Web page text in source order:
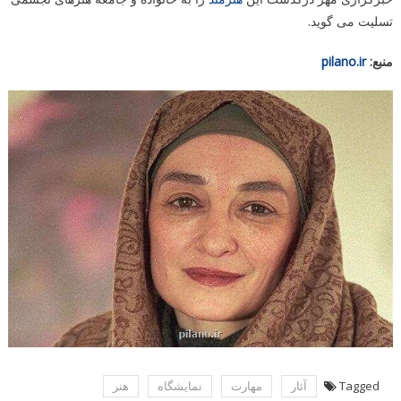
تسلیت می گوید.
منبع:pilano.ir
Tagged آثار مهارت نمایشگاه هنر